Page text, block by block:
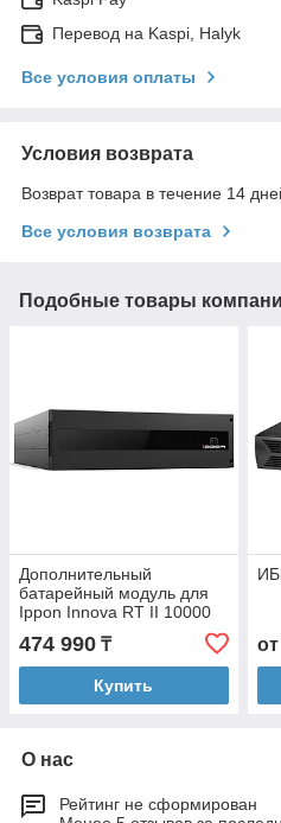
Перевод на Kaspi, Halyk
Все условия оплаты
Условия возврата
Возврат товара в течение 14
Все условия возврата
Подобные товары
Дополнительный
батарейный модуль для
Ippon Innova RT II 10000
474 990 ₸
Купить
от
О нас
Рейтинг не сформирован